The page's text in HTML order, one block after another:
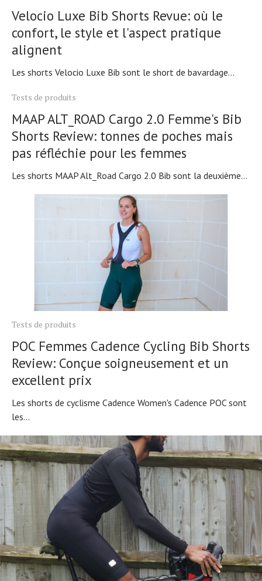
Velocio Luxe Bib Shorts Revue: où le
confort, le style et l'aspect pratique
alignent
Les shorts Velocio Luxe Bib sont le short de bavardage...
Tests de produits
MAAP ALT_ROAD Cargo 2.0 Femme's Bib
Shorts Review: tonnes de poches mais
pas réfléchie pour les femmes
Les shorts MAAP Alt_Road Cargo 2.0 Bib sont la deuxième...
Tests de produits
POC Femmes Cadence Cycling Bib Shorts
Review: Conçue soigneusement et un
excellent prix
Les shorts de cyclisme Cadence Women's Cadence POC sont
les...